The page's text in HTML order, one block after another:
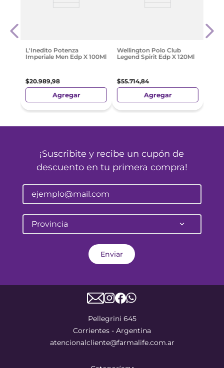
L'Inedito Potenza
Imperiale Men Edp X 100Ml
$20.989,98
Agregar
Wellington Polo Club
Legend Spirit Edp X 120Ml
$55.714,84
Agregar
¡Suscribite y recibe un cupón de
descuento en tu primera compra!
Provincia
Enviar
Pellegrini 645
Corrientes - Argentina
atencionalcliente@farmalife.com.ar